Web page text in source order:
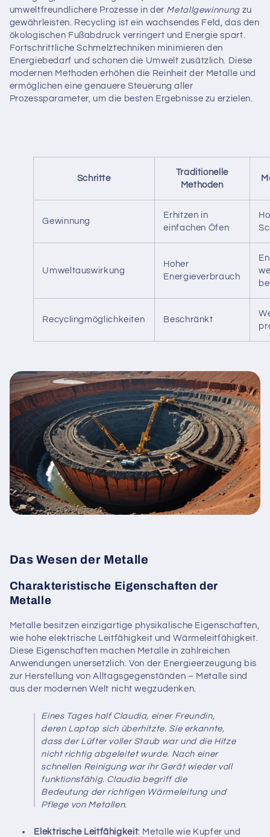
umweltfreundlichere Prozesse in der Metallgewinnung zu
gewährleisten. Recycling ist ein wachsendes Feld, das den
ökologischen Fußabdruck verringert und Energie spart.
Fortschrittliche Schmelztechniken minimieren den
Energiebedarf und schonen die Umwelt zusätzlich. Diese
modernen Methoden erhöhen die Reinheit der Metalle und
ermöglichen eine genauere Steuerung aller
Prozessparameter, um die besten Ergebnisse zu erzielen.
Schritte
Traditionelle
Methoden
Gewinnung
Erhitzen in
einfachen Öfen
Umweltauswirkung
Hoher
Energieverbrauch
Recyclingmöglichkeiten Beschränkt
Das Wesen der Metalle
Charakteristische Eigenschaften der
Metalle
Metalle besitzen einzigartige physikalische Eigenschaften,
wie hohe elektrische Leitfähigkeit und Wärmeleitfähigkeit.
Diese Eigenschaften machen Metalle in zahlreichen
Anwendungen unersetzlich. Von der Energieerzeugung bis
zur Herstellung von Alltagsgegenständen – Metalle sind
aus der modernen Welt nicht wegzudenken.
Eines Tages half Claudia, einer Freundin,
deren Laptop sich überhitzte. Sie erkannte,
dass der Lüfter voller Staub war und die Hitze
nicht richtig abgeleitet wurde. Nach einer
schnellen Reinigung war ihr Gerät wieder voll
funktionsfähig. Claudia begriff die
Bedeutung der richtigen Wärmeleitung und
Pflege von Metallen.
Elektrische Leitfähigkeit: Metalle wie Kupfer und